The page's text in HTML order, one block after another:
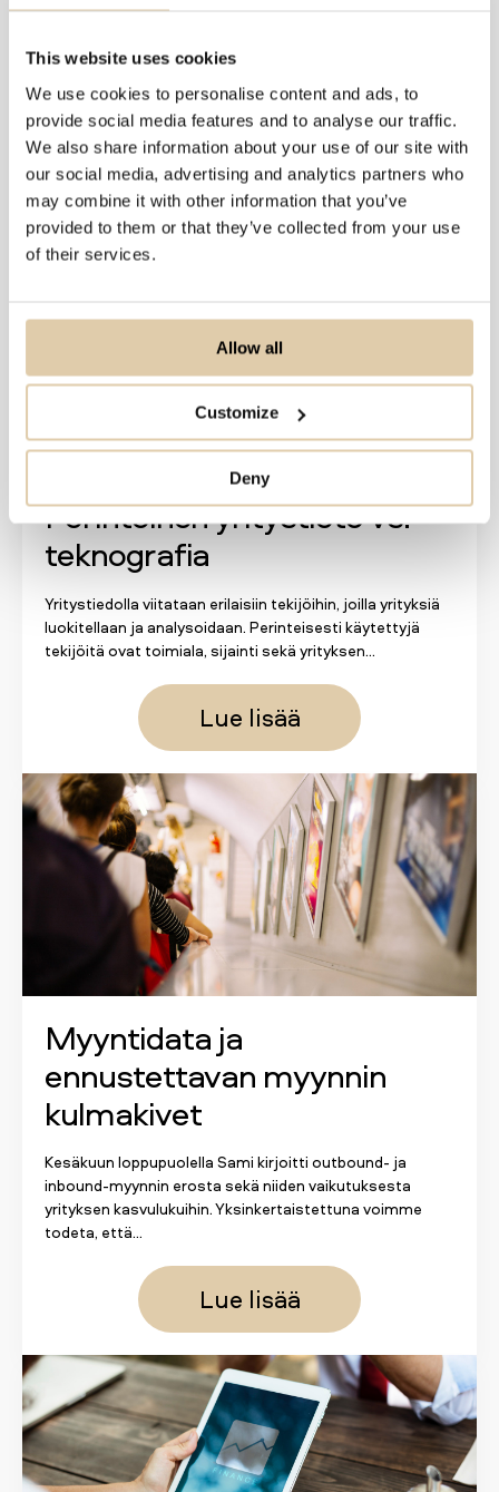
This website uses cookies
We use cookies to personalise content and ads, to
provide social media features and to analyse our traffic.
We also share information about your use of our site with
our social media, advertising and analytics partners who
may combine it with other information that you’ve
provided to them or that they’ve collected from your use
of their services.
Allow all
Customize
Deny
Myyjien ja markkinoijien yleisin kuolinsyy on
happi ei enää kulkisi aivoihin, vaan että pää ei enää kestä
kasvavaa...
Lue lisää
Perinteinen yritystieto vs.
teknografia
Yritystiedolla viitataan erilaisiin tekijöihin, joilla yrityksiä
luokitellaan ja analysoidaan. Perinteisesti käytettyjä
tekijöitä ovat toimiala, sijainti sekä yrityksen...
Lue lisää
Myyntidata ja
ennustettavan myynnin
kulmakivet
Kesäkuun loppupuolella Sami kirjoitti outbound- ja
inbound-myynnin erosta sekä niiden vaikutuksesta
yrityksen kasvulukuihin. Yksinkertaistettuna voimme
todeta, että...
Lue lisää